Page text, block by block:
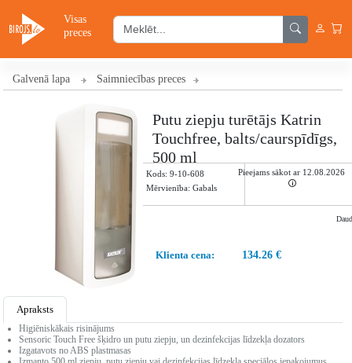
Visas
preces
Galvenā lapa Saimniecības preces
Putu ziepju turētājs Katrin
Touchfree, balts/caurspīdīgs,
500 ml
Kods: 9-10-608
Mērvienība: Gabals
Pieejams sākot ar 12.08.2026
🛈
Klienta cena: 134.26 €
Apraksts
Higiēniskākais risinājums
Sensoric Touch Free šķidro un putu ziepju, un dezinfekcijas līdzekļa dozators
Izgatavots no ABS plastmasas